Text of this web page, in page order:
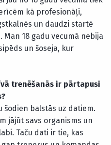
kā profesionāļi,
un daudzi startē
18 gadu vecumā nebija
un šoseja, kur
trenēšanās ir pārtapusi
šodien balstās uz datiem.
jājūt savs organisms un
Taču dati ir tie, kas